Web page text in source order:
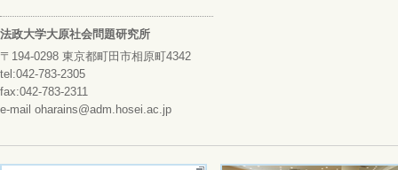
法政大学大原社会問題研究所
〒194-0298 東京都町田市相原町4342
tel:042-783-2305
fax:042-783-2311
e-mail oharains@adm.hosei.ac.jp